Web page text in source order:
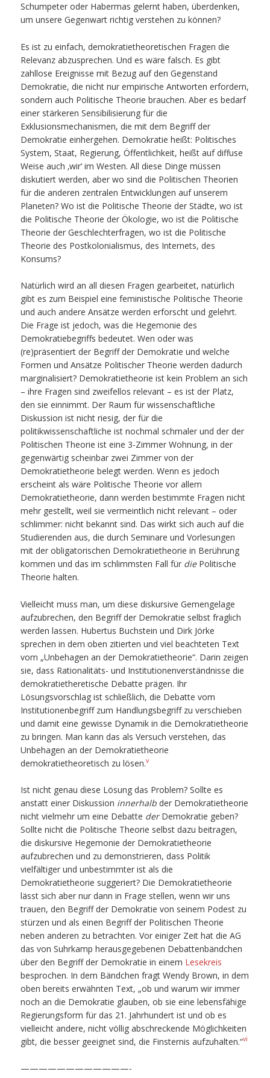
Schumpeter oder Habermas gelernt haben, überdenken,
um unsere Gegenwart richtig verstehen zu können?
Es ist zu einfach, demokratietheoretischen Fragen die
Relevanz abzusprechen. Und es wäre falsch. Es gibt
zahllose Ereignisse mit Bezug auf den Gegenstand
Demokratie, die nicht nur empirische Antworten erfordern,
sondern auch Politische Theorie brauchen. Aber es bedarf
einer stärkeren Sensibilisierung für die
Exklusionsmechanismen, die mit dem Begriff der
Demokratie einhergehen. Demokratie heißt: Politisches
System, Staat, Regierung, Öffentlichkeit, heißt auf diffuse
Weise auch ‚wir‘ im Westen. All diese Dinge müssen
diskutiert werden, aber wo sind die Politischen Theorien
für die anderen zentralen Entwicklungen auf unserem
Planeten? Wo ist die Politische Theorie der Städte, wo ist
die Politische Theorie der Ökologie, wo ist die Politische
Theorie der Geschlechterfragen, wo ist die Politische
Theorie des Postkolonialismus, des Internets, des
Konsums?
Natürlich wird an all diesen Fragen gearbeitet, natürlich
gibt es zum Beispiel eine feministische Politische Theorie
und auch andere Ansätze werden erforscht und gelehrt.
Die Frage ist jedoch, was die Hegemonie des
Demokratiebegriffs bedeutet. Wen oder was
(re)präsentiert der Begriff der Demokratie und welche
Formen und Ansätze Politischer Theorie werden dadurch
marginalisiert? Demokratietheorie ist kein Problem an sich
– ihre Fragen sind zweifellos relevant – es ist der Platz,
den sie einnimmt. Der Raum für wissenschaftliche
Diskussion ist nicht riesig, der für die
politikwissenschaftliche ist nochmal schmaler und der der
Politischen Theorie ist eine 3-Zimmer Wohnung, in der
gegenwärtig scheinbar zwei Zimmer von der
Demokratietheorie belegt werden. Wenn es jedoch
erscheint als wäre Politische Theorie vor allem
Demokratietheorie, dann werden bestimmte Fragen nicht
mehr gestellt, weil sie vermeintlich nicht relevant – oder
schlimmer: nicht bekannt sind. Das wirkt sich auch auf die
Studierenden aus, die durch Seminare und Vorlesungen
mit der obligatorischen Demokratietheorie in Berührung
kommen und das im schlimmsten Fall für diePolitische
Theorie halten.
Vielleicht muss man, um diese diskursive Gemengelage
aufzubrechen, den Begriff der Demokratie selbst fraglich
werden lassen. Hubertus Buchstein und Dirk Jörke
sprechen in dem oben zitierten und viel beachteten Text
vom „Unbehagen an der Demokratietheorie“. Darin zeigen
sie, dass Rationalitäts- und Institutionenverständnisse die
demokratietheretische Debatte prägen. Ihr
Lösungsvorschlag ist schließlich, die Debatte vom
Institutionenbegriff zum Handlungsbegriff zu verschieben
und damit eine gewisse Dynamik in die Demokratietheorie
zu bringen. Man kann das als Versuch verstehen, das
Unbehagen an der Demokratietheorie
demokratietheoretisch zu lösen.v
Ist nicht genau diese Lösung das Problem? Sollte es
anstatt einer Diskussion innerhalb der Demokratietheorie
nicht vielmehr um eine Debatte derDemokratie geben?
Sollte nicht die Politische Theorie selbst dazu beitragen,
die diskursive Hegemonie der Demokratietheorie
aufzubrechen und zu demonstrieren, dass Politik
vielfältiger und unbestimmter ist als die
Demokratietheorie suggeriert? Die Demokratietheorie
lässt sich aber nur dann in Frage stellen, wenn wir uns
trauen, den Begriff der Demokratie von seinem Podest zu
stürzen und als einen Begriff der Politischen Theorie
neben anderen zu betrachten. Vor einiger Zeit hat die AG
das von Suhrkamp herausgegebenen Debattenbändchen
über den Begriff der Demokratie in einem Lesekreis
besprochen. In dem Bändchen fragt Wendy Brown, in dem
oben bereits erwähnten Text, „ob und warum wir immer
noch an die Demokratie glauben, ob sie eine lebensfähige
Regierungsform für das 21. Jahrhundert ist und ob es
vielleicht andere, nicht völlig abschreckende Möglichkeiten
gibt, die besser geeignet sind, die Finsternis aufzuhalten.“vi
————————————-